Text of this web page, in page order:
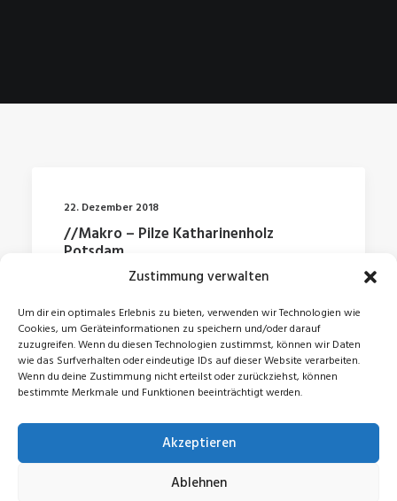
Zustimmung verwalten
Um dir ein optimales Erlebnis zu bieten, verwenden wir Technologien wie
Cookies, um Geräteinformationen zu speichern und/oder darauf
zuzugreifen. Wenn du diesen Technologien zustimmst, können wir Daten
wie das Surfverhalten oder eindeutige IDs auf dieser Website verarbeiten.
Wenn du deine Zustimmung nicht erteilst oder zurückziehst, können
bestimmte Merkmale und Funktionen beeinträchtigt werden.
Akzeptieren
Ablehnen
22. Dezember 2018
//Makro – Pilze Katharinenholz
Potsdam
by Jonas
© 2026 Jonas Zeidler. All rights reserved